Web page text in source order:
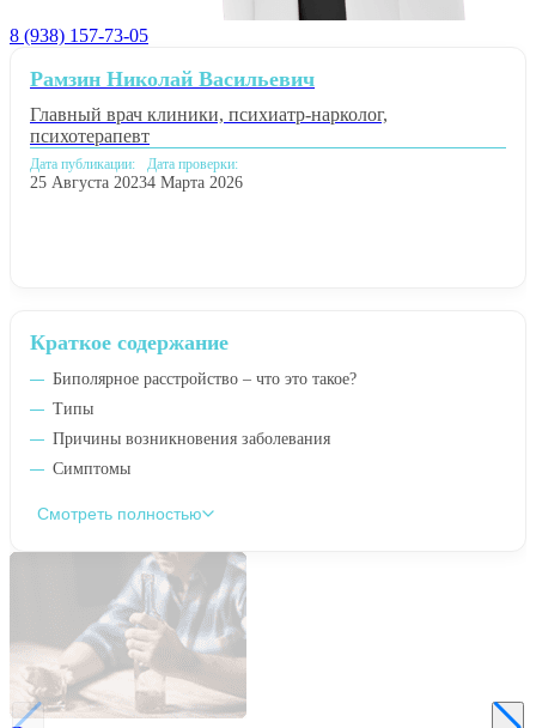
8 (938) 157-73-05
Краткое содержание
Биполярное расстройство – что это такое?
Типы
Причины возникновения заболевания
Симптомы
Смотреть полностью
Рамзин Николай Васильевич
Главный врач клиники, психиатр-нарколог,
психотерапевт
Дата публикации:
25 Августа 2023
Дата проверки:
4 Марта 2026